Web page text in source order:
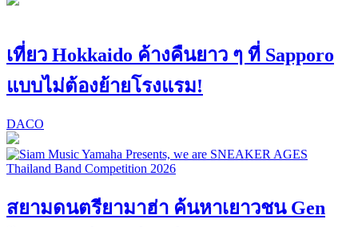
เที่ยว Hokkaido ค้างคืนยาว ๆ ที่ Sapporo
แบบไม่ต้องย้ายโรงแรม!
DACO
สยามดนตรียามาฮ่า ค้นหาเยาวชน Gen